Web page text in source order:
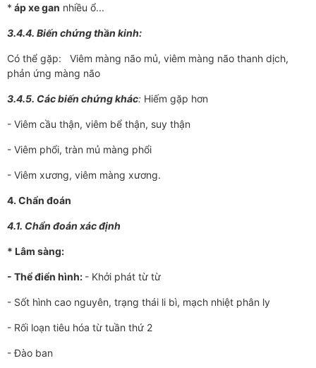
* áp xe gan nhiều ổ...
3.4.4. Biến chứng thần kinh:
Có thể gặp: Viêm màng não mủ, viêm màng não thanh dịch,
phản ứng màng não
3.4.5. Các biến chứng khác: Hiếm gặp hơn
- Viêm cầu thận, viêm bể thận, suy thận
- Viêm phổi, tràn mủ màng phổi
- Viêm xư­­ơng, viêm màng x­­ương.
4. Chẩn đoán
4.1. Chẩn đoán xác định
* Lâm sàng:
- Thể điển hình: - Khởi phát từ từ
- Sốt hình cao nguyên, trạng thái li bì, mạch nhiệt phân ly
- Rối loạn tiêu hóa từ tuần thứ 2
- Đào ban